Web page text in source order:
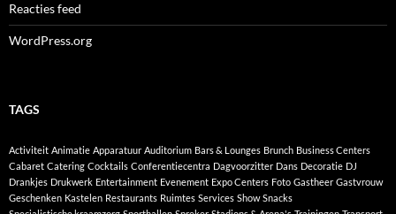
Reacties feed
WordPress.org
TAGS
Activiteit Animatie Apparatuur Auditorium Bars & Lounges Brunch Business Centers
Cabaret Catering Cocktails Conferentiecentra Dagvoorzitter Dans Decoratie DJ
Drankjes Drukwerk Entertainment Evenement Expo Centers Foto Gastheer Gastvrouw
Geschenken Kastelen Restaurants Ruimtes Services Show Snacks